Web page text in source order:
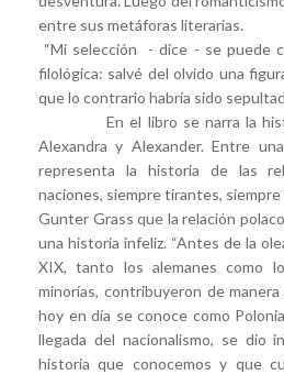
entre sus metáforas literarias.
“Mi selección - dice - se puede
filológica: salvé del olvido una
que lo contrario habría sido
En el libro se narra la
Alexandra y Alexander. Entre
representa la historia de las
naciones, siempre tirantes,
Gunter Grass que la relación
una historia infeliz. “Antes de la
XIX, tanto los alemanes como
minorías, contribuyeron de
hoy en día se conoce como
llegada del nacionalismo, se dio
historia que conocemos y que